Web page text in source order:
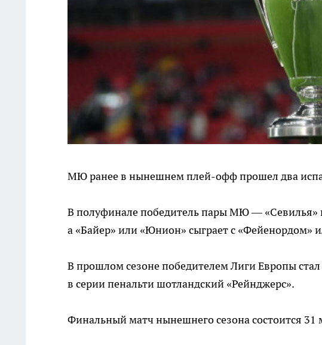
МЮ ранее в нынешнем плей-офф прошел два
В полуфинале победитель пары МЮ — «Севилья»
а «Байер» или «Юнион» сыграет с «Фейенордом»
В прошлом сезоне победителем Лиги Европы
в серии пенальти шотландский «Рейнджерс».
Финальный матч нынешнего сезона состоится 31